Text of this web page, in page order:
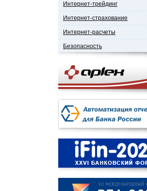
Интернет-трейдинг
Интернет-страхование
Интернет-расчеты
Безопасность